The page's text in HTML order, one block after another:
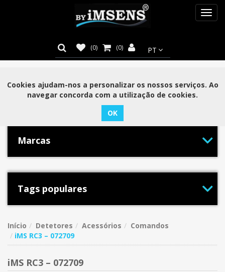
(0) (0)
Categorias
Marcas
Tags populares
Início Detetores Acessórios
Comandos
iMS RC3 – 072709
iMS RC3 – 072709
Cookies ajudam-nos a personalizar os nossos serviços. Ao
navegar concorda com a utilização de cookies.